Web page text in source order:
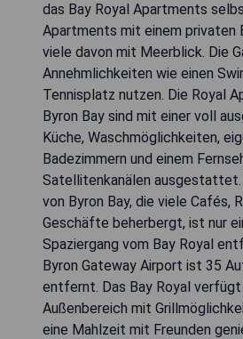
das Bay Royal Apartments
Apartments mit einem privaten
viele davon mit Meerblick. Die
Annehmlichkeiten wie einen
Tennisplatz nutzen. Die Royal
Byron Bay sind mit einer voll
Küche, Waschmöglichkeiten,
Badezimmern und einem
Satellitenkanälen
von Byron Bay, die viele Cafés,
Geschäfte beherbergt, ist nur
Spaziergang vom Bay Royal
Byron Gateway Airport ist 35
entfernt. Das Bay Royal verfügt
Außenbereich mit
eine Mahlzeit mit Freunden